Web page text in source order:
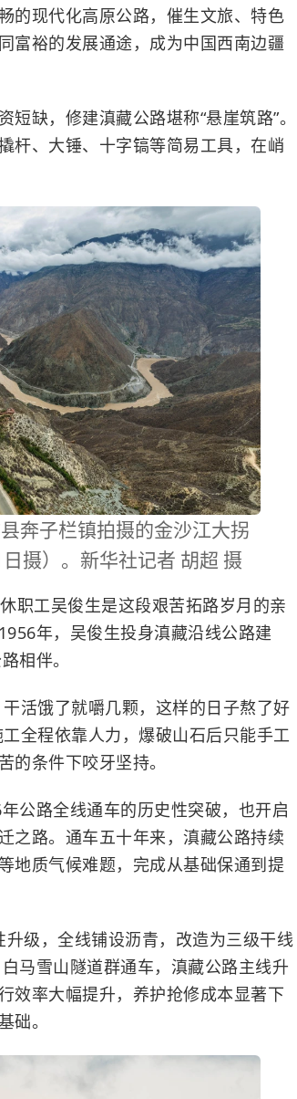
的现代化高原公路，催生文旅、特色
富裕的发展通途，成为中国西南边疆
缺，修建滇藏公路堪称“悬崖筑路”。
杆、大锤、十字镐等简易工具，在峭
子栏镇拍摄的金沙江大拐
摄）。新华社记者 胡超 摄
工吴俊生是这段艰苦拓路岁月的亲
年，吴俊生投身滇藏沿线公路建
相伴。
活饿了就嚼几颗，这样的日子熬了好
全程依靠人力，爆破山石后只能手工
的条件下咬牙坚持。
路全线通车的历史性突破，也开启
之路。通车五十年来，滇藏公路持续
地质气候难题，完成从基础保通到提
级，全线铺设沥青，改造为三级干线
马雪山隧道群通车，滇藏公路主线升
效率大幅提升，养护抢修成本显著下
础。